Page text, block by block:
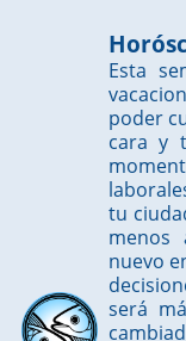
Esta
poder
cara y
tu
menos
nuevo
será